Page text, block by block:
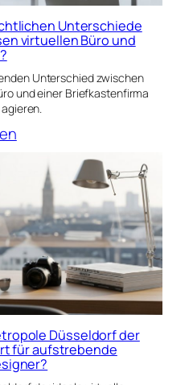
Unterschiede
virtuellen Büro und
Unterschied zwischen
und einer Briefkastenfirma
Düsseldorf der
für aufstrebende